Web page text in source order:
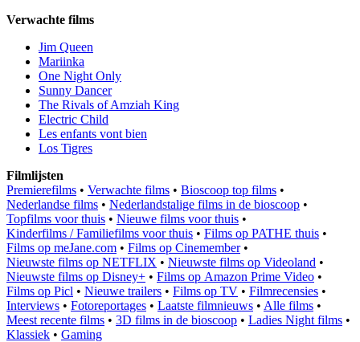
Verwachte films
Jim Queen
Mariinka
One Night Only
Sunny Dancer
The Rivals of Amziah King
Electric Child
Les enfants vont bien
Los Tigres
Filmlijsten
Premierefilms • Verwachte films • Bioscoop top films •
Nederlandse films • Nederlandstalige films in de bioscoop •
Topfilms voor thuis • Nieuwe films voor thuis •
Kinderfilms / Familiefilms voor thuis • Films op PATHE thuis •
Films op meJane.com • Films op Cinemember•
Nieuwste films op NETFLIX • Nieuwste films op Videoland •
Nieuwste films op Disney+ • Films op Amazon Prime Video •
Films op Picl • Nieuwe trailers • Films op TV • Filmrecensies •
Interviews • Fotoreportages • Laatste filmnieuws • Alle films •
Meest recente films • 3D films in de bioscoop • Ladies Night films •
Klassiek • Gaming